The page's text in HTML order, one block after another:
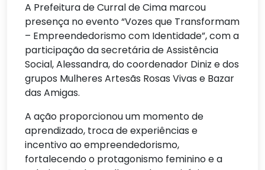
A Prefeitura de Curral de Cima marcou
presença no evento “Vozes que Transformam
– Empreendedorismo com Identidade”, com a
participação da secretária de Assistência
Social, Alessandra, do coordenador Diniz e dos
grupos Mulheres Artesãs Rosas Vivas e Bazar
das Amigas.
A ação proporcionou um momento de
aprendizado, troca de experiências e
incentivo ao empreendedorismo,
fortalecendo o protagonismo feminino e a